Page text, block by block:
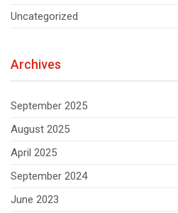
Uncategorized
Archives
September 2025
August 2025
April 2025
September 2024
June 2023